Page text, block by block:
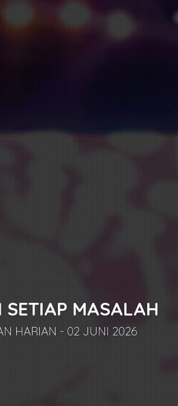
SETIAP MASALAH
HARIAN - 02 JUNI 2026